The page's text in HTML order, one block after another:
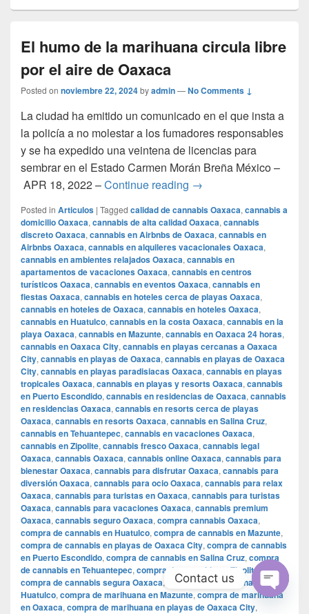
El humo de la marihuana circula libre
por el aire de Oaxaca
Posted on noviembre 22, 2024byadmin—No Comments ↓
La ciudad ha emitido un comunicado en el que insta a
la policía a no molestar a los fumadores responsables
y se ha expedido una veintena de licencias para
sembrar en el Estado Carmen Morán Breña México –
APR 18, 2022 –Continue reading El humo de la
→
Posted in Articulos | Tagged calidad de cannabis Oaxaca, cannabis a
domicilio Oaxaca, cannabis de alta calidad Oaxaca, cannabis
discreto Oaxaca, cannabis en Airbnbs de Oaxaca, cannabis en
Airbnbs Oaxaca, cannabis en alquileres vacacionales Oaxaca,
cannabis en ambientes relajados Oaxaca, cannabis en
apartamentos de vacaciones Oaxaca, cannabis en centros
turísticos Oaxaca, cannabis en eventos Oaxaca, cannabis en
fiestas Oaxaca, cannabis en hoteles cerca de playas Oaxaca,
cannabis en hoteles de Oaxaca, cannabis en hoteles Oaxaca,
cannabis en Huatulco, cannabis en la costa Oaxaca, cannabis en la
playa Oaxaca, cannabis en Mazunte, cannabis en Oaxaca 24 horas,
cannabis en Oaxaca City, cannabis en playas cercanas a Oaxaca
City, cannabis en playas de Oaxaca, cannabis en playas de Oaxaca
City, cannabis en playas paradisiacas Oaxaca, cannabis en playas
tropicales Oaxaca, cannabis en playas y resorts Oaxaca, cannabis
en Puerto Escondido, cannabis en residencias de Oaxaca, cannabis
en residencias Oaxaca, cannabis en resorts cerca de playas
Oaxaca, cannabis en resorts Oaxaca, cannabis en Salina Cruz,
cannabis en Tehuantepec, cannabis en vacaciones Oaxaca,
cannabis en Zipolite, cannabis fresco Oaxaca, cannabis legal
Oaxaca, cannabis Oaxaca, cannabis online Oaxaca, cannabis para
bienestar Oaxaca, cannabis para disfrutar Oaxaca, cannabis para
diversión Oaxaca, cannabis para ocio Oaxaca, cannabis para relax
Oaxaca, cannabis para turistas en Oaxaca, cannabis para turistas
Oaxaca, cannabis para vacaciones Oaxaca, cannabis premium
Oaxaca, cannabis seguro Oaxaca, compra cannabis Oaxaca,
compra de cannabis en Huatulco, compra de cannabis en Mazunte,
compra de cannabis en playas de Oaxaca City, compra de cannabis
en Puerto Escondido, compra de cannabis en Salina Cruz, compra
de cannabis en Tehuantepec, compra de cannabis en Zipolite ,
compra de cannabis segura Oaxaca,
compra de marihuana en
Huatulco, compra de marihuana en Mazunte, compra de marihuana
en Oaxaca, compra de marihuana en playas de Oaxaca City,
Contact us